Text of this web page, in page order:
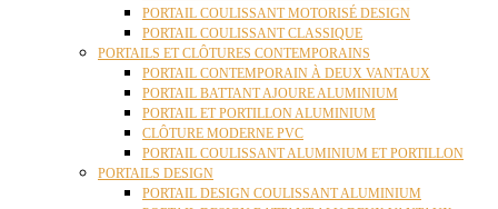
PORTAIL COULISSANT MOTORISÉ DESIGN
PORTAIL COULISSANT CLASSIQUE
PORTAILS ET CLÔTURES CONTEMPORAINS
PORTAIL CONTEMPORAIN À DEUX VANTAUX
PORTAIL BATTANT AJOURE ALUMINIUM
PORTAIL ET PORTILLON ALUMINIUM
CLÔTURE MODERNE PVC
PORTAIL COULISSANT ALUMINIUM ET PORTILLON
PORTAILS DESIGN
PORTAIL DESIGN COULISSANT ALUMINIUM